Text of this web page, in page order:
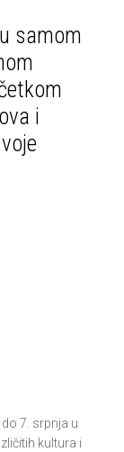
samom
i
7. srpnja u
kultura i